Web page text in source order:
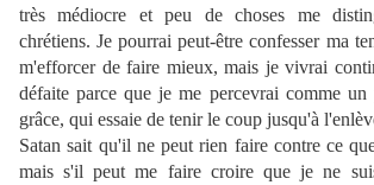
très médiocre et peu de choses me
chrétiens. Je pourrai peut-être confesser ma
m'efforcer de faire mieux, mais je vivrai
défaite parce que je me percevrai comme un
grâce, qui essaie de tenir le coup jusqu'à
Satan sait qu'il ne peut rien faire contre ce
mais s'il peut me faire croire que je ne